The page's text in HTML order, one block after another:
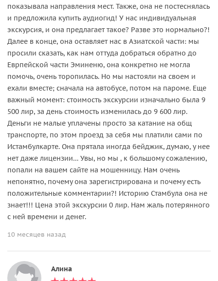
показывала направления мест. Также, она не постеснялась
и предложила купить аудиогид! У нас индивидуальная
экскурсия, и она предлагает такое? Разве это нормально?!
Далее в конце, она оставляет нас в Азиатской части: мы
просили сказать, как нам оттуда добраться обратно до
Еврпейской части Эминеню, она конкретно не могла
помочь, очень торопилась. Но мы настояли на своем и
ехали вместе; сначала на автобусе, потом на пароме. Еще
важный момент: стоимость экскурсии изначально была 9
500 лир, за день стоимость изменилась до 9 600 лир.
Деньги не малые уплачены просто за катание на общ
транспорте, по этом проезд за себя мы платили сами по
Истамбулкарте. Она прятала иногда бейджик, думаю, у нее
нет даже лицензии… Увы, но мы , к большому сожалению,
попали на вашем сайте на мошенницу. Нам очень
непонятно, почему она зарегистрирована и почему есть
положительные комментарии?! Историю Стамбула она не
знает!!! Цена этой экскурсии 0 лир. Нам жаль потерянного
с ней времени и денег.
10 месяцев назад
Алина